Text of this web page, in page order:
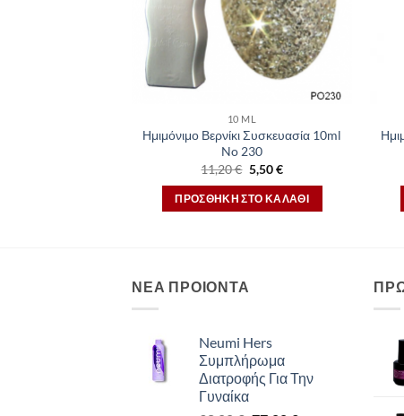
10 ML
Ημιμόνιμο Βερνίκι Συσκευασία 10ml
No 230
11,20€ Original
price
was:
11,20 €.
5,50€Η
τιμή
είναι:
ΠΡΟΣΘΉΚΗ ΣΤΟ ΚΑΛΆΘΙ
ΝΕΑ ΠΡΟΙΟΝΤΑ
Neumi Hers
Συμπλήρωμα
Διατροφής Για Την
Γυναίκα